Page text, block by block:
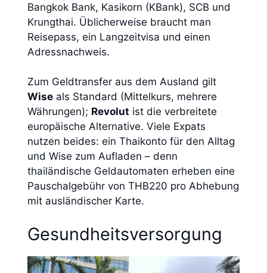
Bangkok Bank, Kasikorn (KBank), SCB und
Krungthai. Üblicherweise braucht man
Reisepass, ein Langzeitvisa und einen
Adressnachweis.
Zum Geldtransfer aus dem Ausland gilt
Wise als Standard (Mittelkurs, mehrere
Währungen); Revolut ist die verbreitete
europäische Alternative. Viele Expats
nutzen beides: ein Thaikonto für den Alltag
und Wise zum Aufladen – denn
thailändische Geldautomaten erheben eine
Pauschalgebühr von THB220 pro Abhebung
mit ausländischer Karte.
Gesundheitsversorgung